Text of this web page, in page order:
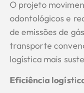
O projeto
odontológicos e
de emissões de
transporte
logística mais
Eficiência